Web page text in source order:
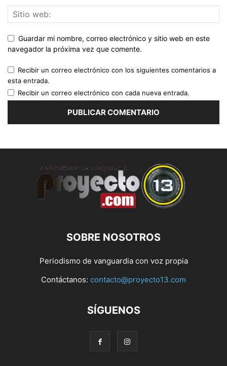
Guardar mi nombre, correo electrónico y sitio web en este
navegador la próxima vez que comente.
Recibir un correo electrónico con los siguientes comentarios a
esta entrada.
Recibir un correo electrónico con cada nueva entrada.
SOBRE NOSOTROS
Periodismo de vanguardia con voz propia
Contáctanos: contacto@proyecto13.com
SÍGUENOS